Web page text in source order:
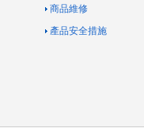
商品維修
產品安全措施